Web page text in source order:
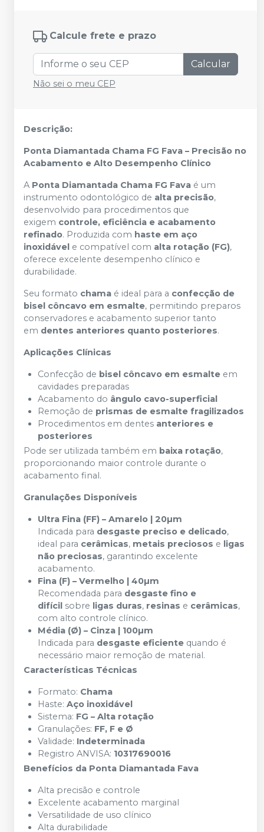
Calcule frete e prazo
Calcular
Não sei o meu CEP
Descrição:
Ponta Diamantada Chama FG Fava – Precisão no
Acabamento e Alto Desempenho Clínico
A Ponta Diamantada Chama FG Fava é um
instrumento odontológico de alta precisão,
desenvolvido para procedimentos que
exigem controle, eficiência e acabamento
refinado. Produzida com haste em aço
inoxidável e compatível com alta rotação (FG),
oferece excelente desempenho clínico e
durabilidade.
Seu formato chama é ideal para a confecção de
bisel côncavo em esmalte, permitindo preparos
conservadores e acabamento superior tanto
em dentes anteriores quanto posteriores.
Aplicações Clínicas
Confecção de bisel côncavo em esmalte em
cavidades preparadas
Acabamento do ângulo cavo-superficial
Remoção de prismas de esmalte fragilizados
Procedimentos em dentes anteriores e
posteriores
Pode ser utilizada também em baixa rotação,
proporcionando maior controle durante o
acabamento final.
Granulações Disponíveis
Ultra Fina (FF) – Amarelo | 20µm
Indicada para desgaste preciso e delicado,
ideal para cerâmicas, metais preciosos e ligas
não preciosas, garantindo excelente
acabamento.
Fina (F) – Vermelho | 40µm
Recomendada para desgaste fino e
difícil sobre ligas duras, resinas e cerâmicas,
com alto controle clínico.
Média (Ø) – Cinza | 100µm
Indicada para desgaste eficiente quando é
necessário maior remoção de material.
Características Técnicas
Formato: Chama
Haste: Aço inoxidável
Sistema: FG – Alta rotação
Granulações: FF, F e Ø
Validade: Indeterminada
Registro ANVISA: 10317690016
Benefícios da Ponta Diamantada Fava
Alta precisão e controle
Excelente acabamento marginal
Versatilidade de uso clínico
Alta durabilidade